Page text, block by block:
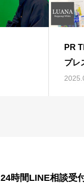
PR
プレ
24時間LINE相談受